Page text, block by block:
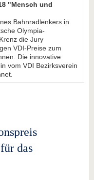
"Mensch und
Bahnradlenkers in
Olympia-
die Jury
VDI-Preise zum
Die innovative
vom VDI Bezirksverein
das